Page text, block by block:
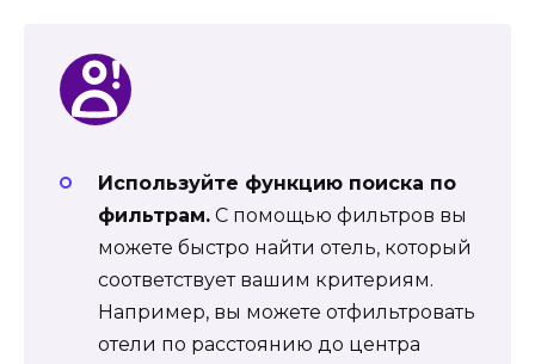
Используйте функцию поиска по
фильтрам. С помощью фильтров вы
можете быстро найти отель, который
соответствует вашим критериям.
Например, вы можете отфильтровать
отели по расстоянию до центра